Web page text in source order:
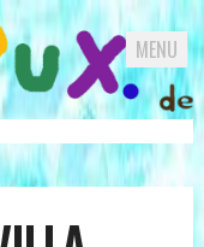
MENU